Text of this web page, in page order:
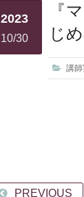
2023
10/30
『
じ
講
PREVIOUS